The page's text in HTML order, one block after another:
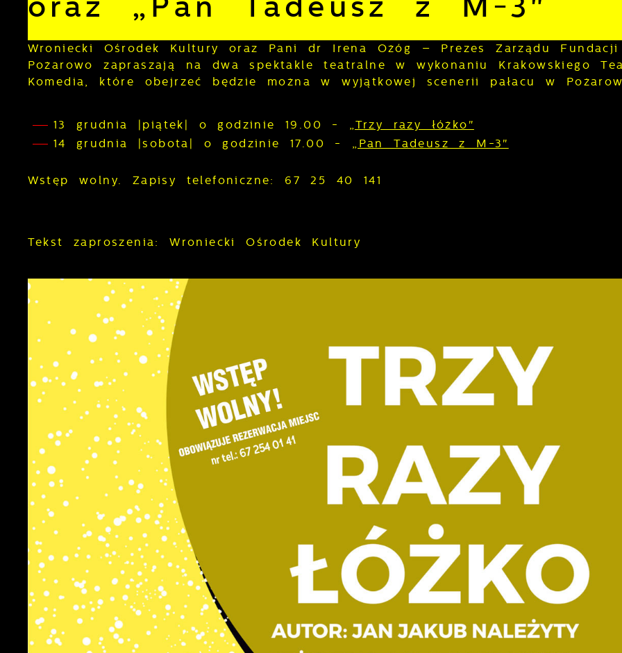
oraz „Pan Tadeusz z M-3"
Wroniecki Ośrodek Kultury oraz Pani dr Irena Ożóg – Prezes Zarządu Fundacji
Pożarowo zapraszają na dwa spektakle teatralne w wykonaniu Krakowskiego
Komedia, które obejrzeć będzie można w wyjątkowej scenerii pałacu w
13 grudnia |piątek| o godzinie 19.00 - „Trzy razy łóżko"
14 grudnia |sobota| o godzinie 17.00 - „Pan Tadeusz z M-3"
Wstęp wolny. Zapisy telefoniczne: 67 25 40 141
Tekst zaproszenia: Wroniecki Ośrodek Kultury